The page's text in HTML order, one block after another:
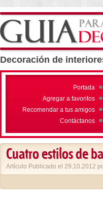
Decoración de
Portada
Agregar a favoritos
Recomendar a tus amigos
Contáctanos
Cuatro estilos de
Artículo Publicado el 29.10.2012